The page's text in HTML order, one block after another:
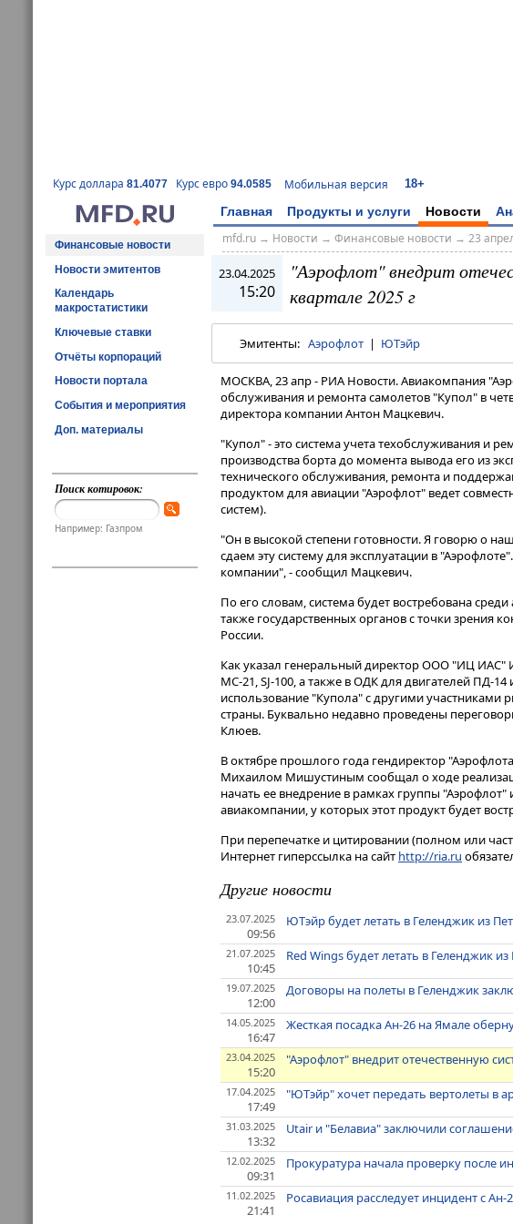
Курс доллара 81.4077 Курс евро 94.0585 Мобильная версия 18+
Главная Продукты и услуги Новости
Финансовые новости
Новости эмитентов
Календарь
макростатистики
Ключевые ставки
Отчёты корпораций
Новости портала
События и мероприятия
Доп. материалы
Поиск котировок:
Например: Газпром
mfd.ru→ Новости → Финансовые новости → 23
23.04.2025
15:20
"Аэрофлот" внедрит
квартале 2025 г
Эмитенты: Аэрофлот | ЮТэйр
МОСКВА, 23 апр - РИА Новости. Авиакомпания
обслуживания и ремонта самолетов "Купол" в
директора компании Антон Мацкевич.
"Купол" - это система учета техобслуживания и
производства борта до момента вывода его из
технического обслуживания, ремонта и
продуктом для авиации "Аэрофлот" ведет
систем).
"Он в высокой степени готовности. Я говорю о
сдаем эту систему для эксплуатации в
компании", - сообщил Мацкевич.
По его словам, система будет востребована
также государственных органов с точки зрения
России.
Как указал генеральный директор ООО "ИЦ ИАС"
МС-21, SJ-100, а также в ОДК для двигателей ПД-
использование "Купола" с другими
страны. Буквально недавно проведены
Клюев.
В октябре прошлого года гендиректор
Михаилом Мишустиным сообщал о ходе
начать ее внедрение в рамках группы
авиакомпании, у которых этот продукт будет
При перепечатке и цитировании (полном или
Интернет гиперссылка на сайт http://ria.ru
Другие новости
23.07.2025
09:56
ЮТэйр будет летать в Геленджик из
21.07.2025
10:45
Red Wings будет летать в Геленджик из
19.07.2025
12:00
Договоры на полеты в Геленджик
14.05.2025
16:47
Жесткая посадка Ан-26 на Ямале
23.04.2025
15:20
"Аэрофлот" внедрит отечественную
17.04.2025
17:49
"ЮТэйр" хочет передать вертолеты в
31.03.2025
13:32
Utair и "Белавиа" заключили
12.02.2025
09:31
Прокуратура начала проверку после
11.02.2025
21:41
Росавиация расследует инцидент с